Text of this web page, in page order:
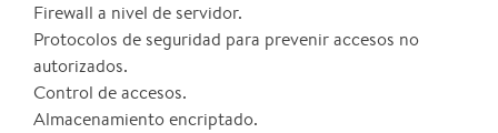
Firewall a nivel de servidor.
Protocolos de seguridad para prevenir accesos no
autorizados.
Control de accesos.
Almacenamiento encriptado.